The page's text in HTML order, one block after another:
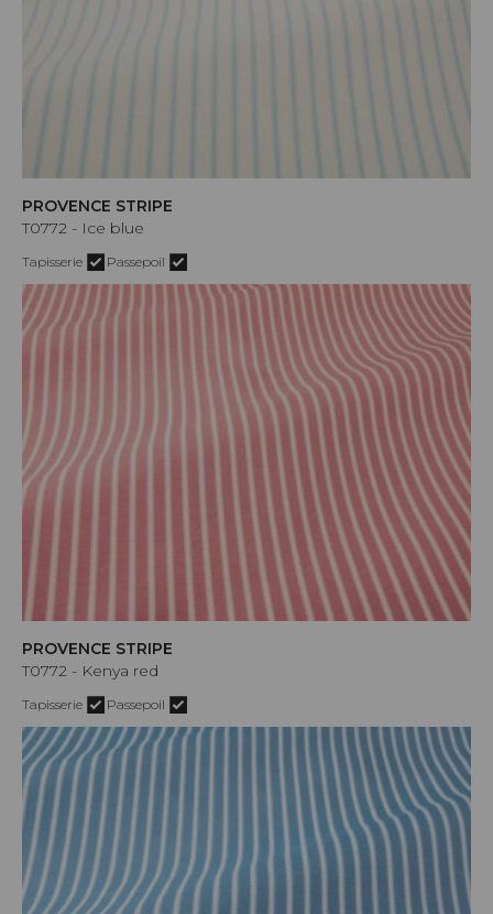
PROVENCE STRIPE
T0772 - Ice blue
Tapisserie Passepoil
PROVENCE STRIPE
T0772 - Kenya red
Tapisserie Passepoil